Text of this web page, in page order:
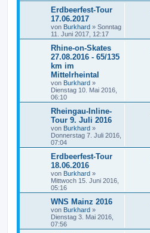
Erdbeerfest-Tour
17.06.2017
von Burkhard » Sonntag
11. Juni 2017, 12:17
Rhine-on-Skates
27.08.2016 - 65/135
km im
Mittelrheintal
von Burkhard »
Dienstag 10. Mai 2016,
06:10
Rheingau-Inline-
Tour 9. Juli 2016
von Burkhard »
Donnerstag 7. Juli 2016,
07:04
Erdbeerfest-Tour
18.06.2016
von Burkhard »
Mittwoch 15. Juni 2016,
05:16
WNS Mainz 2016
von Burkhard »
Dienstag 3. Mai 2016,
07:56